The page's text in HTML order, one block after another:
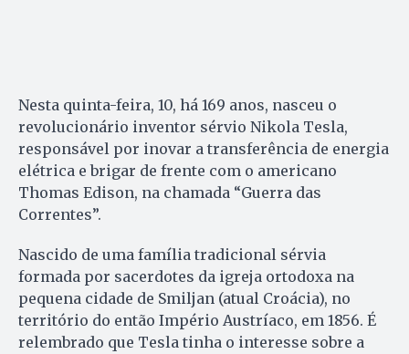
Nesta quinta-feira, 10, há 169 anos, nasceu o
revolucionário inventor sérvio Nikola Tesla,
responsável por inovar a transferência de energia
elétrica e brigar de frente com o americano
Thomas Edison, na chamada “Guerra das
Correntes”.
Nascido de uma família tradicional sérvia
formada por sacerdotes da igreja ortodoxa na
pequena cidade de Smiljan (atual Croácia), no
território do então Império Austríaco, em 1856. É
relembrado que Tesla tinha o interesse sobre a